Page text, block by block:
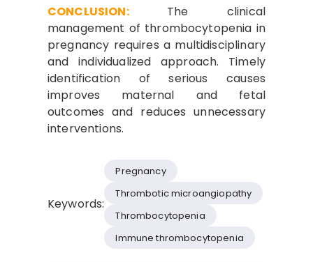
CONCLUSION: The clinical
management of thrombocytopenia in
pregnancy requires a multidisciplinary
and individualized approach. Timely
identification of serious causes
improves maternal and fetal
outcomes and reduces unnecessary
interventions.
Keywords:
Pregnancy
Thrombotic microangiopathy
Thrombocytopenia
Immune thrombocytopenia